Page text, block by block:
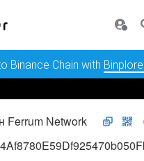
Binance Chain with
Ferrum Network